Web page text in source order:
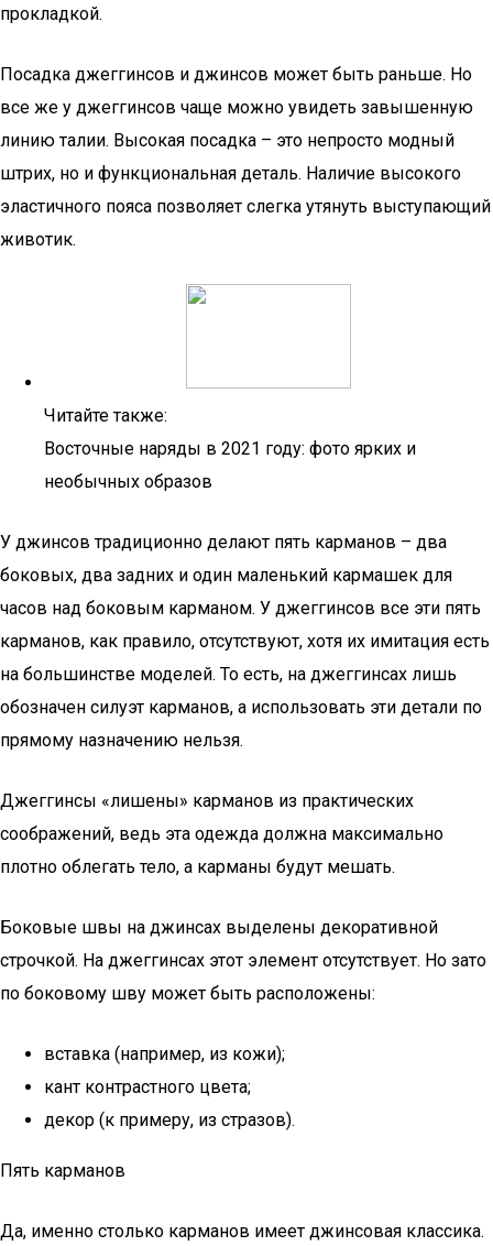
прокладкой.
Посадка джеггинсов и джинсов может быть раньше. Но
все же у джеггинсов чаще можно увидеть завышенную
линию талии. Высокая посадка – это непросто модный
штрих, но и функциональная деталь. Наличие высокого
эластичного пояса позволяет слегка утянуть выступающий
животик.
Читайте также:
Восточные наряды в 2021 году: фото ярких и
необычных образов
У джинсов традиционно делают пять карманов – два
боковых, два задних и один маленький кармашек для
часов над боковым карманом. У джеггинсов все эти пять
карманов, как правило, отсутствуют, хотя их имитация есть
на большинстве моделей. То есть, на джеггинсах лишь
обозначен силуэт карманов, а использовать эти детали по
прямому назначению нельзя.
Джеггинсы «лишены» карманов из практических
соображений, ведь эта одежда должна максимально
плотно облегать тело, а карманы будут мешать.
Боковые швы на джинсах выделены декоративной
строчкой. На джеггинсах этот элемент отсутствует. Но зато
по боковому шву может быть расположены:
вставка (например, из кожи);
кант контрастного цвета;
декор (к примеру, из стразов).
Пять карманов
Да, именно столько карманов имеет джинсовая классика.